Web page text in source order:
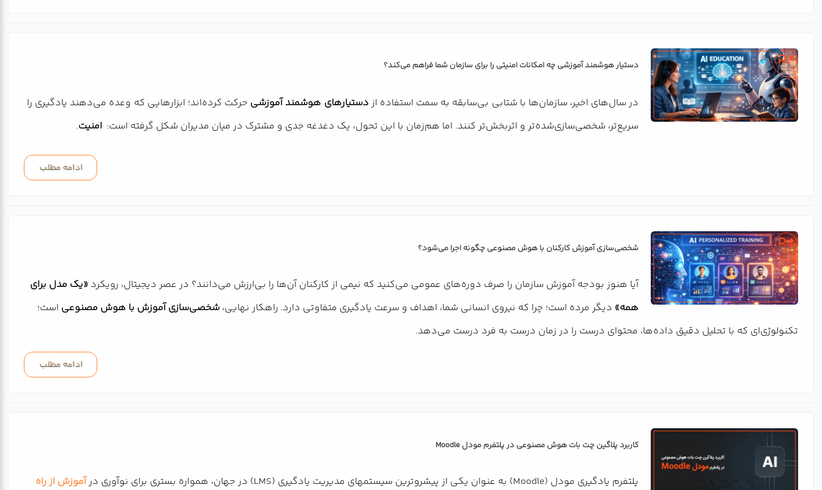
دستیار هوشمند آموزشی چه امکانات امنیتی را برای سازمان شما فراهم می‌کند؟
در سال‌های اخیر، سازمان‌ها با شتابی بی‌سابقه به سمت استفاده ازدستیارهای هوشمند آموزشی حرکت کرده‌اند؛ ابزارهایی که وعده می‌دهند یادگیری را
سریع‌تر، شخصی‌سازی‌شده‌تر و اثربخش‌تر کنند. اما هم‌زمان با این تحول، یک دغدغه جدی و مشترک در میان مدیران شکل گرفته است: امنیت.
ادامه مطلب
شخصی‌سازی آموزش کارکنان با هوش مصنوعی چگونه اجرا می‌شود؟
آیا هنوز بودجه آموزش سازمان را صرف دوره‌های عمومی می‌کنید که نیمی از کارکنان آن‌ها را بی‌ارزش می‌دانند؟ در عصر دیجیتال، رویکرد «یک مدل برای
همه» دیگر مرده است؛ چرا که نیروی انسانی شما، اهداف و سرعت یادگیری متفاوتی دارد. راهکار نهایی، شخصی‌سازی آموزش با هوش مصنوعی است؛
تکنولوژی‌ای که با تحلیل دقیق داده‌ها، محتوای درست را در زمان درست به فرد درست می‌دهد.
ادامه مطلب
کاربرد پلاگین چت بات هوش مصنوعی در پلتفرم مودل Moodle
پلتفرم یادگیری مودل (Moodle) به عنوان یکی از پیشروترین سیستمهای مدیریت یادگیری (LMS) در جهان، همواره بستری برای نوآوری در
آموزش از راه